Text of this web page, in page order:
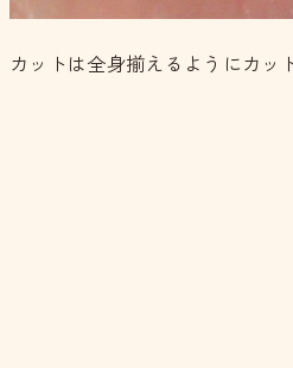
カットは全身揃えるようにカッ